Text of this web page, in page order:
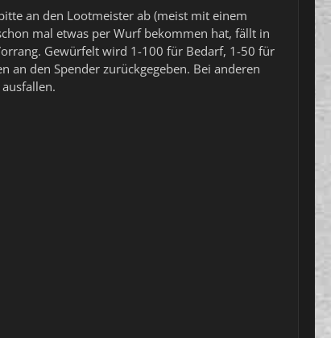
an den Lootmeister ab (meist mit einem
mal etwas per Wurf bekommen hat, fällt in
Gewürfelt wird 1-100 für Bedarf, 1-50 für
an den Spender zurückgegeben. Bei anderen